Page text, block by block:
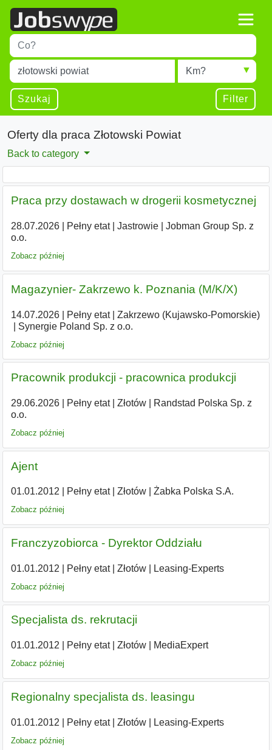
Title
Type 1 or more characters for results.
Miejscowość
Type 1 or more characters for results.
Radius
Szukaj Filter
Oferty dla praca Złotowski Powiat
Back to category
Praca przy dostawach w drogerii kosmetycznej
28.07.2026| Pełny etat| Jastrowie|
Jobman Group Sp. z
o.o.
Zobacz później
Magazynier- Zakrzewo k. Poznania (M/K/X)
14.07.2026| Pełny etat| Zakrzewo (Kujawsko-Pomorskie)|
Synergie Poland Sp. z o.o.
Zobacz później
Pracownik produkcji - pracownica produkcji
29.06.2026| Pełny etat| Złotów|
Randstad Polska Sp. z
o.o.
Zobacz później
Ajent
01.01.2012 Pełny etat| Złotów| Żabka Polska S.A.
Zobacz później
Franczyzobiorca - Dyrektor Oddziału
01.01.2012 Pełny etat| Złotów| Leasing-Experts
Zobacz później
Specjalista ds. rekrutacji
01.01.2012 Pełny etat| Złotów| MediaExpert
Zobacz później
Regionalny specjalista ds. leasingu
01.01.2012 Pełny etat| Złotów| Leasing-Experts
Zobacz później